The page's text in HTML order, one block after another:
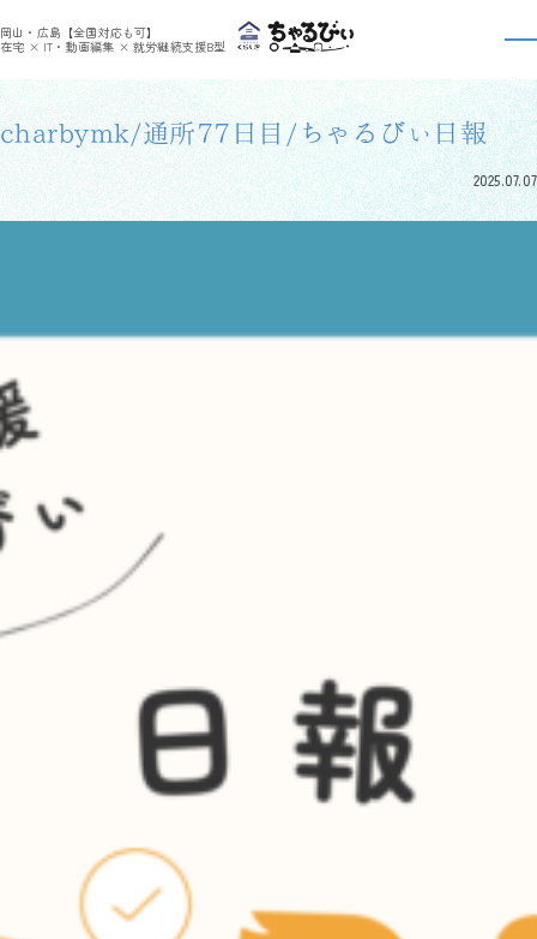
岡山・広島【全国対応も可】
在宅 × IT・動画編集 × 就労継続支援B型
利用者さんの日報 >
利用者さんの日報
charbymk/通所77日目/ちゃるびぃ日報
2025.07.07